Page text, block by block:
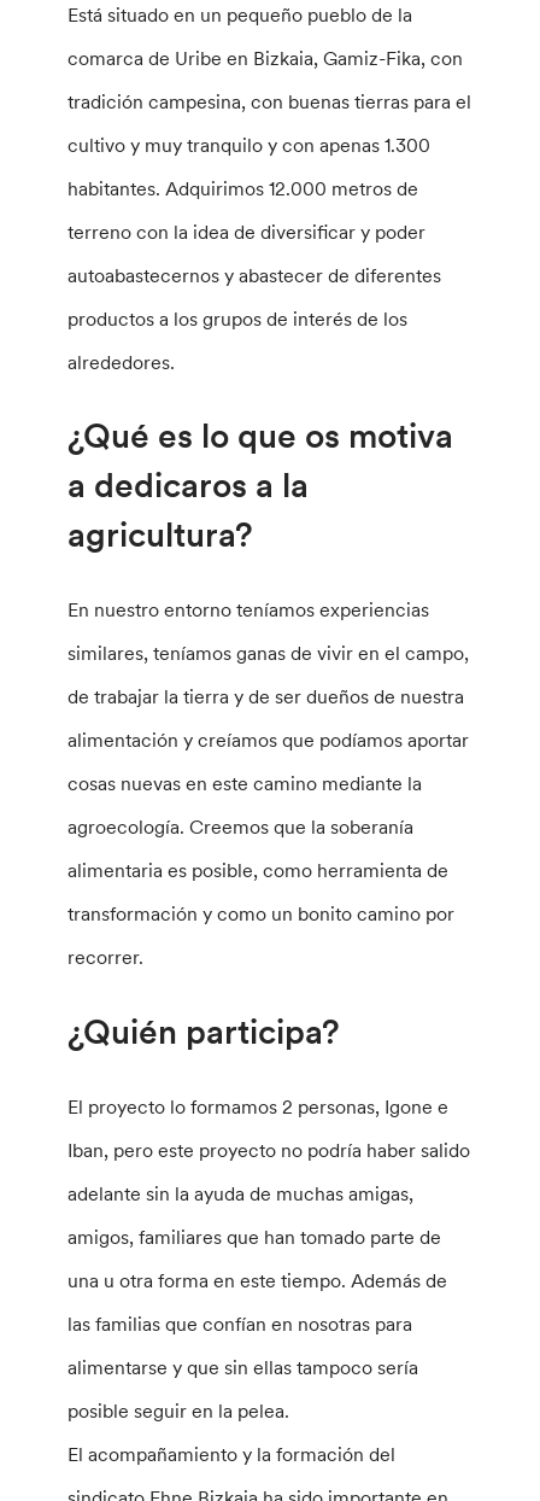
Está situado en un pequeño pueblo de la
comarca de Uribe en Bizkaia, Gamiz-Fika, con
tradición campesina, con buenas tierras para el
cultivo y muy tranquilo y con apenas 1.300
habitantes. Adquirimos 12.000 metros de
terreno con la idea de diversificar y poder
autoabastecernos y abastecer de diferentes
productos a los grupos de interés de los
alrededores.
¿Qué es lo que os motiva
a dedicaros a la
agricultura?
En nuestro entorno teníamos experiencias
similares, teníamos ganas de vivir en el campo,
de trabajar la tierra y de ser dueños de nuestra
alimentación y creíamos que podíamos aportar
cosas nuevas en este camino mediante la
agroecología. Creemos que la soberanía
alimentaria es posible, como herramienta de
transformación y como un bonito camino por
recorrer.
¿Quién participa?
El proyecto lo formamos 2 personas, Igone e
Iban, pero este proyecto no podría haber salido
adelante sin la ayuda de muchas amigas,
amigos, familiares que han tomado parte de
una u otra forma en este tiempo. Además de
las familias que confían en nosotras para
alimentarse y que sin ellas tampoco sería
posible seguir en la pelea.
El acompañamiento y la formación del